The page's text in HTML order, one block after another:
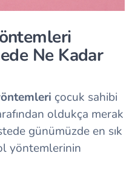
Ne Kadar
çocuk sahibi
oldukça merak
günümüzde en sık
yöntemlerinin